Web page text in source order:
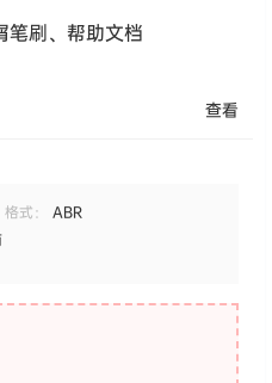
笔刷、帮助文档
查看
格式：
ABR